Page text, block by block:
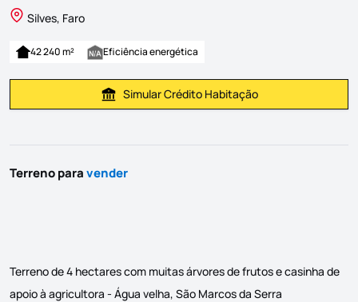
Silves, Faro
42 240 m² Eficiência energética
Simular Prestação
Simular Crédito Habitação
Terreno paravender
Terreno de 4 hectares com muitas árvores de frutos e casinha de
apoio à agricultora - Água velha, São Marcos da Serra